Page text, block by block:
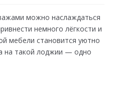
можно наслаждаться
немного лёгкости и
мебели становится уютно
на такой лоджии — одно